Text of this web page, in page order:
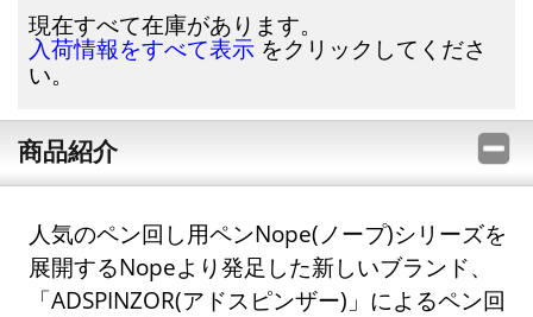
現在すべて在庫があります。
入荷情報をすべて表示 をクリックしてくださ
い。
商品紹介
人気のペン回し用ペンNope(ノープ)シリーズを
展開するNopeより発足した新しいブランド、
「ADSPINZOR(アドスピンザー)」によるペン回